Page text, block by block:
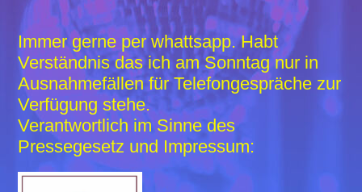
Immer gerne per whattsapp. Habt
Verständnis das ich am Sonntag nur in
Ausnahmefällen für Telefongespräche zur
Verfügung stehe.
Verantwortlich im Sinne des
Pressegesetz und Impressum: